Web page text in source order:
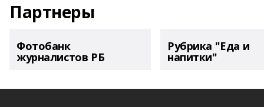
Партнеры
Фотобанк
журналистов РБ
Рубрика "Еда и
напитки"